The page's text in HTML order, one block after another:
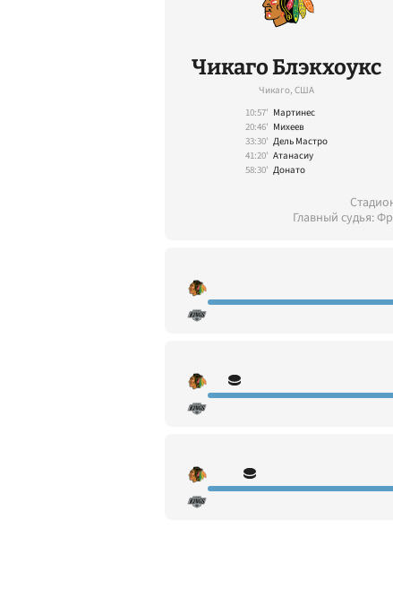
Чикаго Блэкхоукс
Чикаго, США
10:57' Мартинес
20:46' Михеев
33:30' Дель Мастро
41:20' Атанасиу
58:30' Донато
Главный судья: